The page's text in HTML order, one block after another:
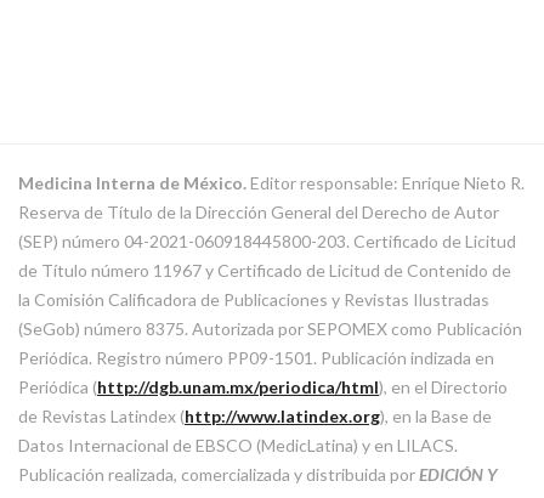
Medicina Interna de México.Editor responsable: Enrique Nieto R.
Reserva de Título de la Dirección General del Derecho de Autor
(SEP) número 04-2021-060918445800-203. Certificado de Licitud
de Título número 11967 y Certificado de Licitud de Contenido de
la Comisión Calificadora de Publicaciones y Revistas Ilustradas
(SeGob) número 8375. Autorizada por SEPOMEX como Publicación
Periódica. Registro número PP09-1501. Publicación indizada en
Periódica (http://dgb.unam.mx/periodica/html), en el Directorio
de Revistas Latindex (http://www.latindex.org), en la Base de
Datos Internacional de EBSCO (MedicLatina) y en LILACS.
Publicación realizada, comercializada y distribuida porEDICIÓN Y